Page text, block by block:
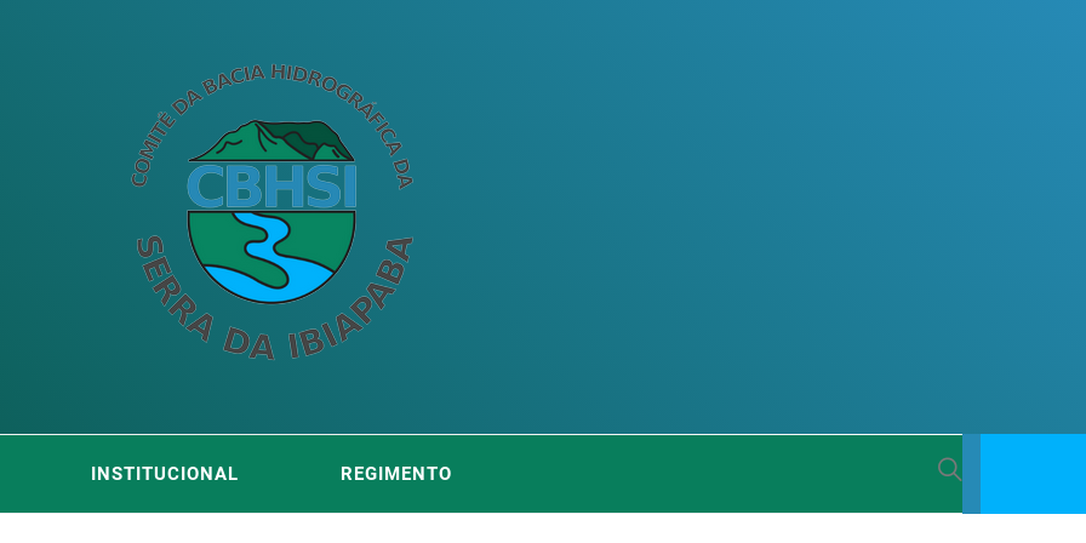
DA BACIA
INSTITUCIONAL REGIMENTO